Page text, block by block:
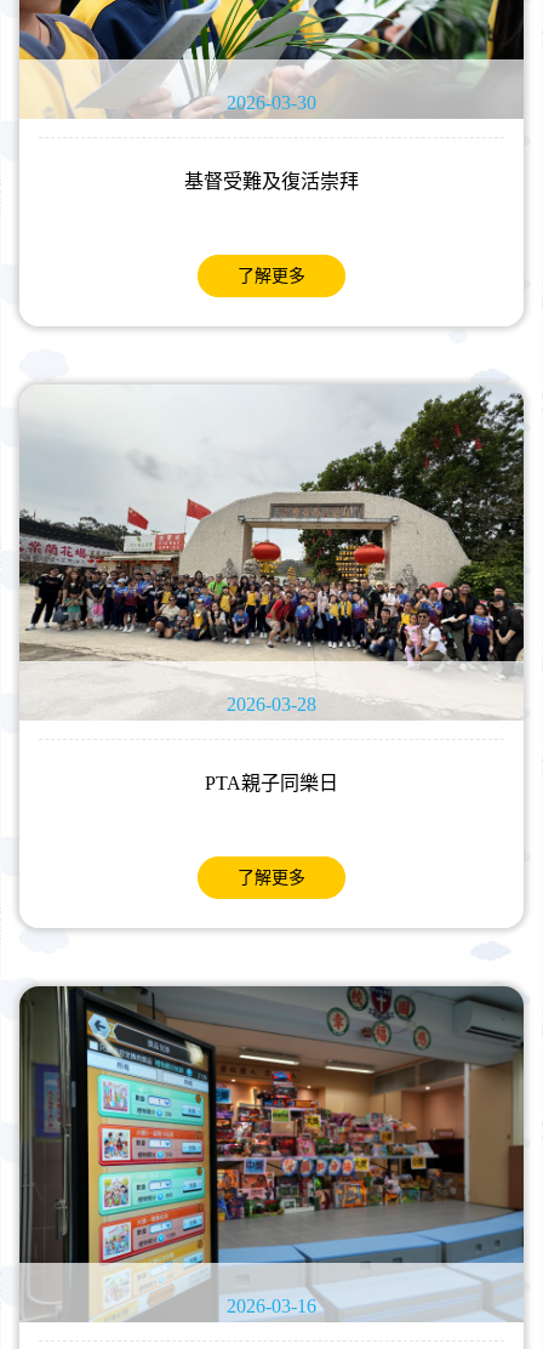
2026-03-30
基督受難及復活崇拜
了解更多
2026-03-28
PTA親子同樂日
了解更多
2026-03-16